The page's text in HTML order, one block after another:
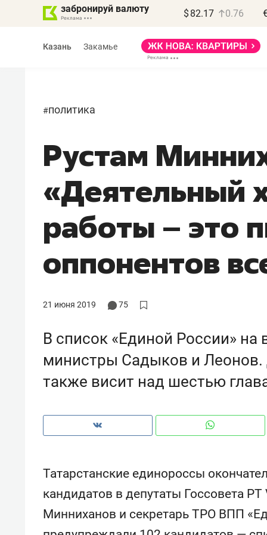
забронируй валюту $ 82.17 0.76
Казань Закамье
#политика
Рустам
«Деятельный
работы – это
оппонентов
21 июня 2019 75
В список «Единой России»
министры Садыков и Леонов.
также висит над шестью
Татарстанские единороссы
кандидатов в депутаты Госсовета
Минниханов и секретарь ТРО ВПП
Василь Мазитов
МАРТ
«Не зная местных
потерять минимум
Как бизнесу выйти на зарубежные
Как ГК «МИР ГРУПП» и ВТБ
создают оазис жилого
комфорта под Казанью
150
ID